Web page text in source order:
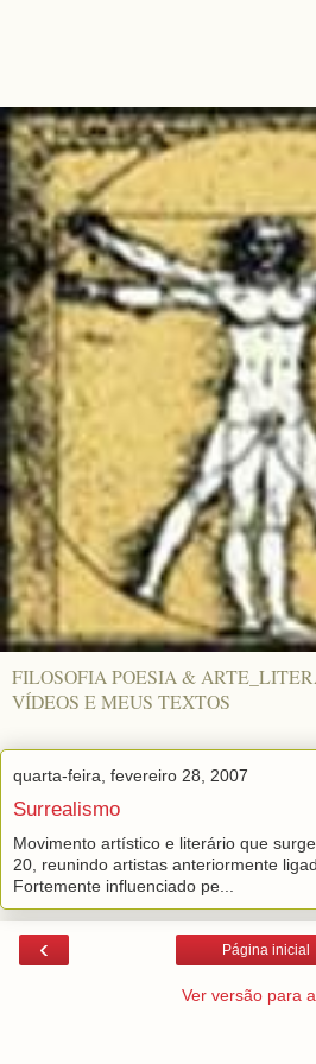
FILOSOFIA POESIA &
VÍDEOS E MEUS TEXTOS
quarta-feira, fevereiro 28, 2007
Surrealismo
Movimento artístico e literário que
20, reunindo artistas anteriormente
Fortemente influenciado pe...
‹ Página inicial
Ver versão para